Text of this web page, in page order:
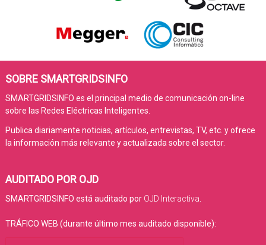
SOBRE SMARTGRIDSINFO
SMARTGRIDSINFO es el principal medio de comunicación on-line
sobre las Redes Eléctricas Inteligentes.
Publica diariamente noticias, artículos, entrevistas, TV, etc. y ofrece
la información más relevante y actualizada sobre el sector.
AUDITADO POR OJD
SMARTGRIDSINFO está auditado por OJD Interactiva.
TRÁFICO WEB (durante último mes auditado disponible):